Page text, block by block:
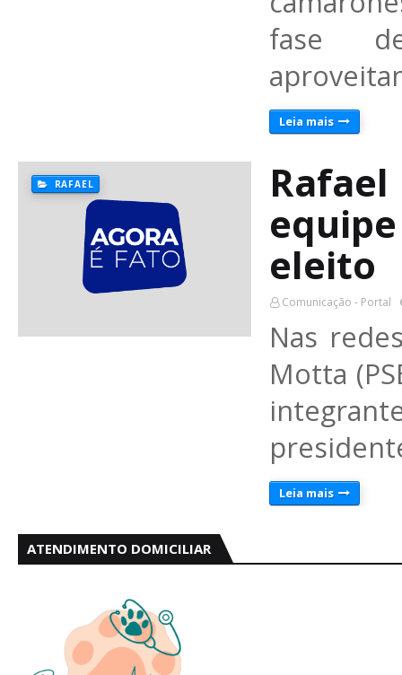
fase
Leia mais
RAFAEL
eleito
Comunicação - Portal
Nas
Motta
Leia mais
ATENDIMENTO DOMICILIAR